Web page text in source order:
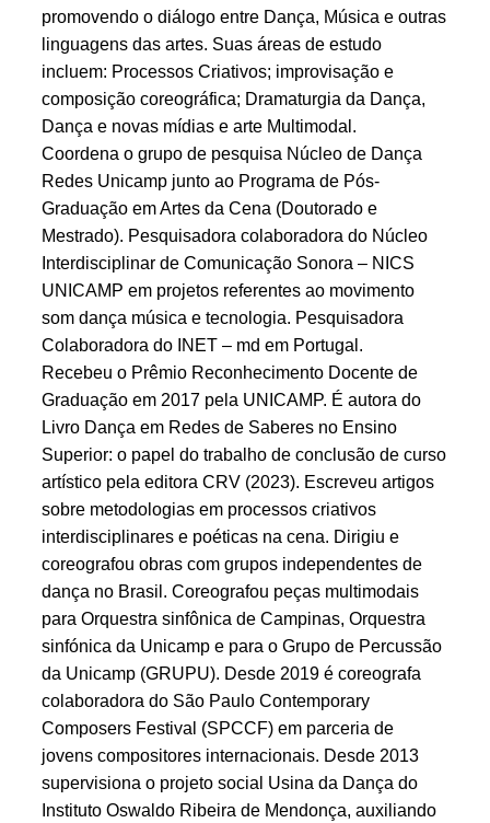
promovendo o diálogo entre Dança, Música e outras
linguagens das artes. Suas áreas de estudo
incluem: Processos Criativos; improvisação e
composição coreográfica; Dramaturgia da Dança,
Dança e novas mídias e arte Multimodal.
Coordena o grupo de pesquisa Núcleo de Dança
Redes Unicamp junto ao Programa de Pós-
Graduação em Artes da Cena (Doutorado e
Mestrado). Pesquisadora colaboradora do Núcleo
Interdisciplinar de Comunicação Sonora – NICS
UNICAMP em projetos referentes ao movimento
som dança música e tecnologia. Pesquisadora
Colaboradora do INET – md em Portugal.
Recebeu o Prêmio Reconhecimento Docente de
Graduação em 2017 pela UNICAMP. É autora do
Livro Dança em Redes de Saberes no Ensino
Superior: o papel do trabalho de conclusão de curso
artístico pela editora CRV (2023). Escreveu artigos
sobre metodologias em processos criativos
interdisciplinares e poéticas na cena. Dirigiu e
coreografou obras com grupos independentes de
dança no Brasil. Coreografou peças multimodais
para Orquestra sinfônica de Campinas, Orquestra
sinfónica da Unicamp e para o Grupo de Percussão
da Unicamp (GRUPU). Desde 2019 é coreografa
colaboradora do São Paulo Contemporary
Composers Festival (SPCCF) em parceria de
jovens compositores internacionais. Desde 2013
supervisiona o projeto social Usina da Dança do
Instituto Oswaldo Ribeira de Mendonça, auxiliando